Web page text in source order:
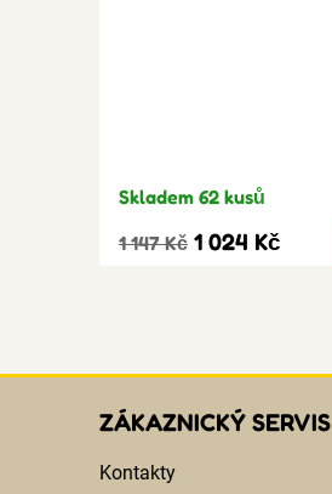
Skladem 62 kusů
1 147 Kč 1 024 Kč
ZÁKAZNICKÝ SERVIS
Kontakty